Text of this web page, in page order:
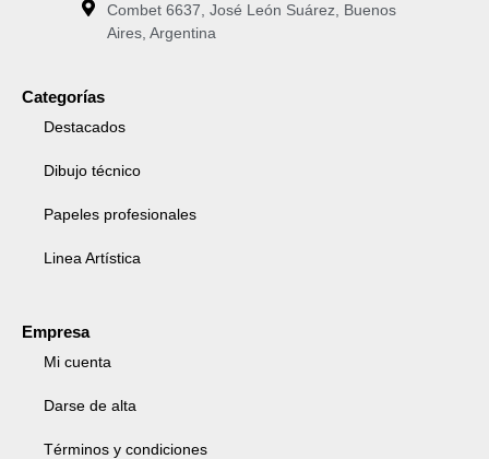
Combet 6637, José León Suárez, Buenos
Aires, Argentina
Categorías
Destacados
Dibujo técnico
Papeles profesionales
Linea Artística
Empresa
Mi cuenta
Darse de alta
Términos y condiciones